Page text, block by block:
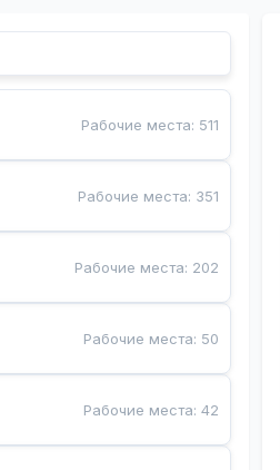
Рабочие места: 511
Рабочие места: 351
Рабочие места: 202
Рабочие места: 50
Рабочие места:42